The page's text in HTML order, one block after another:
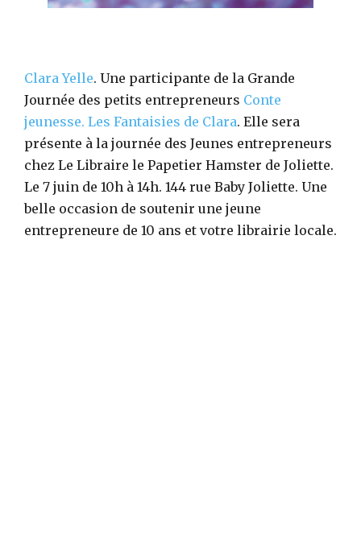
Clara Yelle. Une participante de la Grande
Journée des petits entrepreneurs Conte
jeunesse. Les Fantaisies de Clara. Elle sera
présente à la journée des Jeunes entrepreneurs
chez Le Libraire le Papetier Hamster de Joliette.
Le 7 juin de 10h à 14h. 144 rue Baby Joliette. Une
belle occasion de soutenir une jeune
entrepreneure de 10 ans et votre librairie locale.